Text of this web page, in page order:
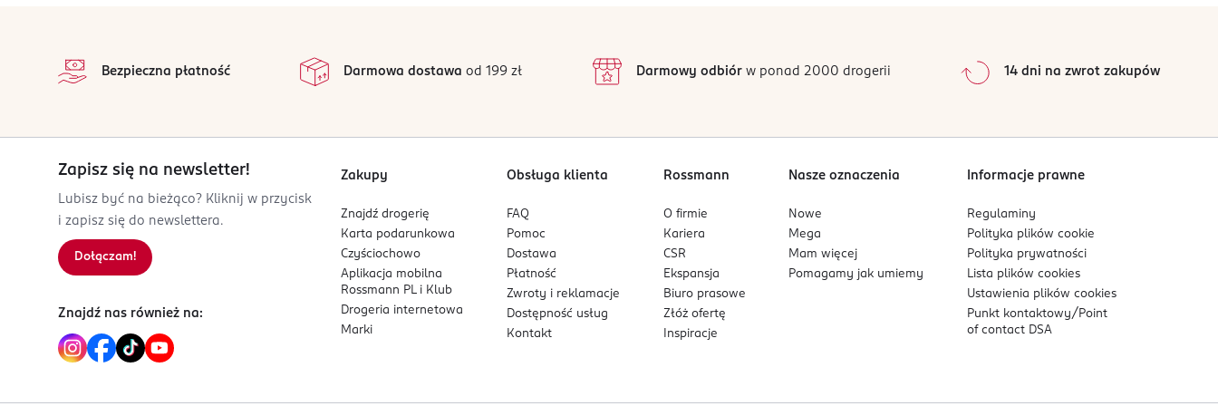
81373 München
Bezpieczna płatność Darmowa dostawa od 199 zł Darmowy odbiórw ponad 2000 drogerii 14 dni na zwrot zakupów
Zapisz się na newsletter!
Lubisz być na bieżąco? Kliknij w przycisk
i zapisz się do newslettera.
Dołączam!
Znajdź nas również na:
Zakupy
Znajdź drogerię
Karta podarunkowa
Czyściochowo
Aplikacja mobilna
Rossmann PL i Klub
Drogeria internetowa
Marki
Obsługa klienta
FAQ
Pomoc
Dostawa
Płatność
Zwroty i reklamacje
Dostępność usług
Kontakt
Rossmann
O firmie
Kariera
CSR
Ekspansja
Biuro prasowe
Złóż ofertę
Inspiracje
Nasze oznaczenia
Nowe
Mega
Mam więcej
Pomagamy jak umiemy
Informacje prawne
Regulaminy
Polityka plikówcookie
Polityka prywatności
Lista plikówcookies
Ustawienia plikówcookies
Punkt kontaktowy/ Point
of contact DSA